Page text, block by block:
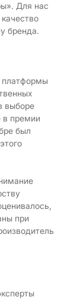
Для нас
бренда.
выборе
в премии
был
при